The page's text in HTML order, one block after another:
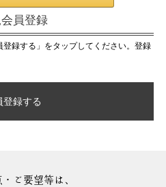
員登録
録する」をタップしてください。登録
登録する
ご要望等は、